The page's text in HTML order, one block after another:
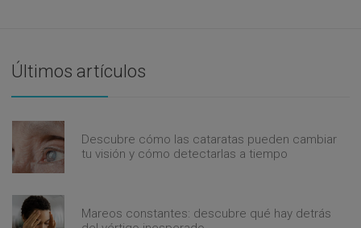
Últimos artículos
Descubre cómo las cataratas pueden cambiar
tu visión y cómo detectarlas a tiempo
Mareos constantes: descubre qué hay detrás